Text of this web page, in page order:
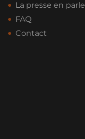
La presse en parle
FAQ
Contact